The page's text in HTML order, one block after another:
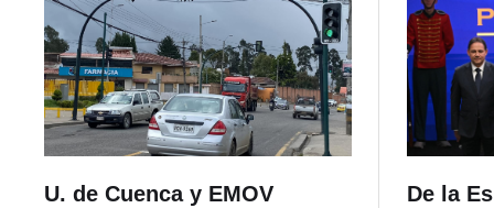
U. de Cuenca y EMOV
De la